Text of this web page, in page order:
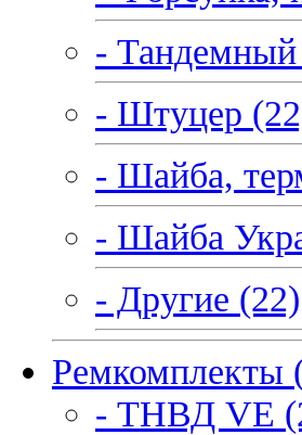
- Тандемный
- Штуцер
- Шайба,
- Шайба
- Другие (22)
Ремкомплекты
- ТНВД VE